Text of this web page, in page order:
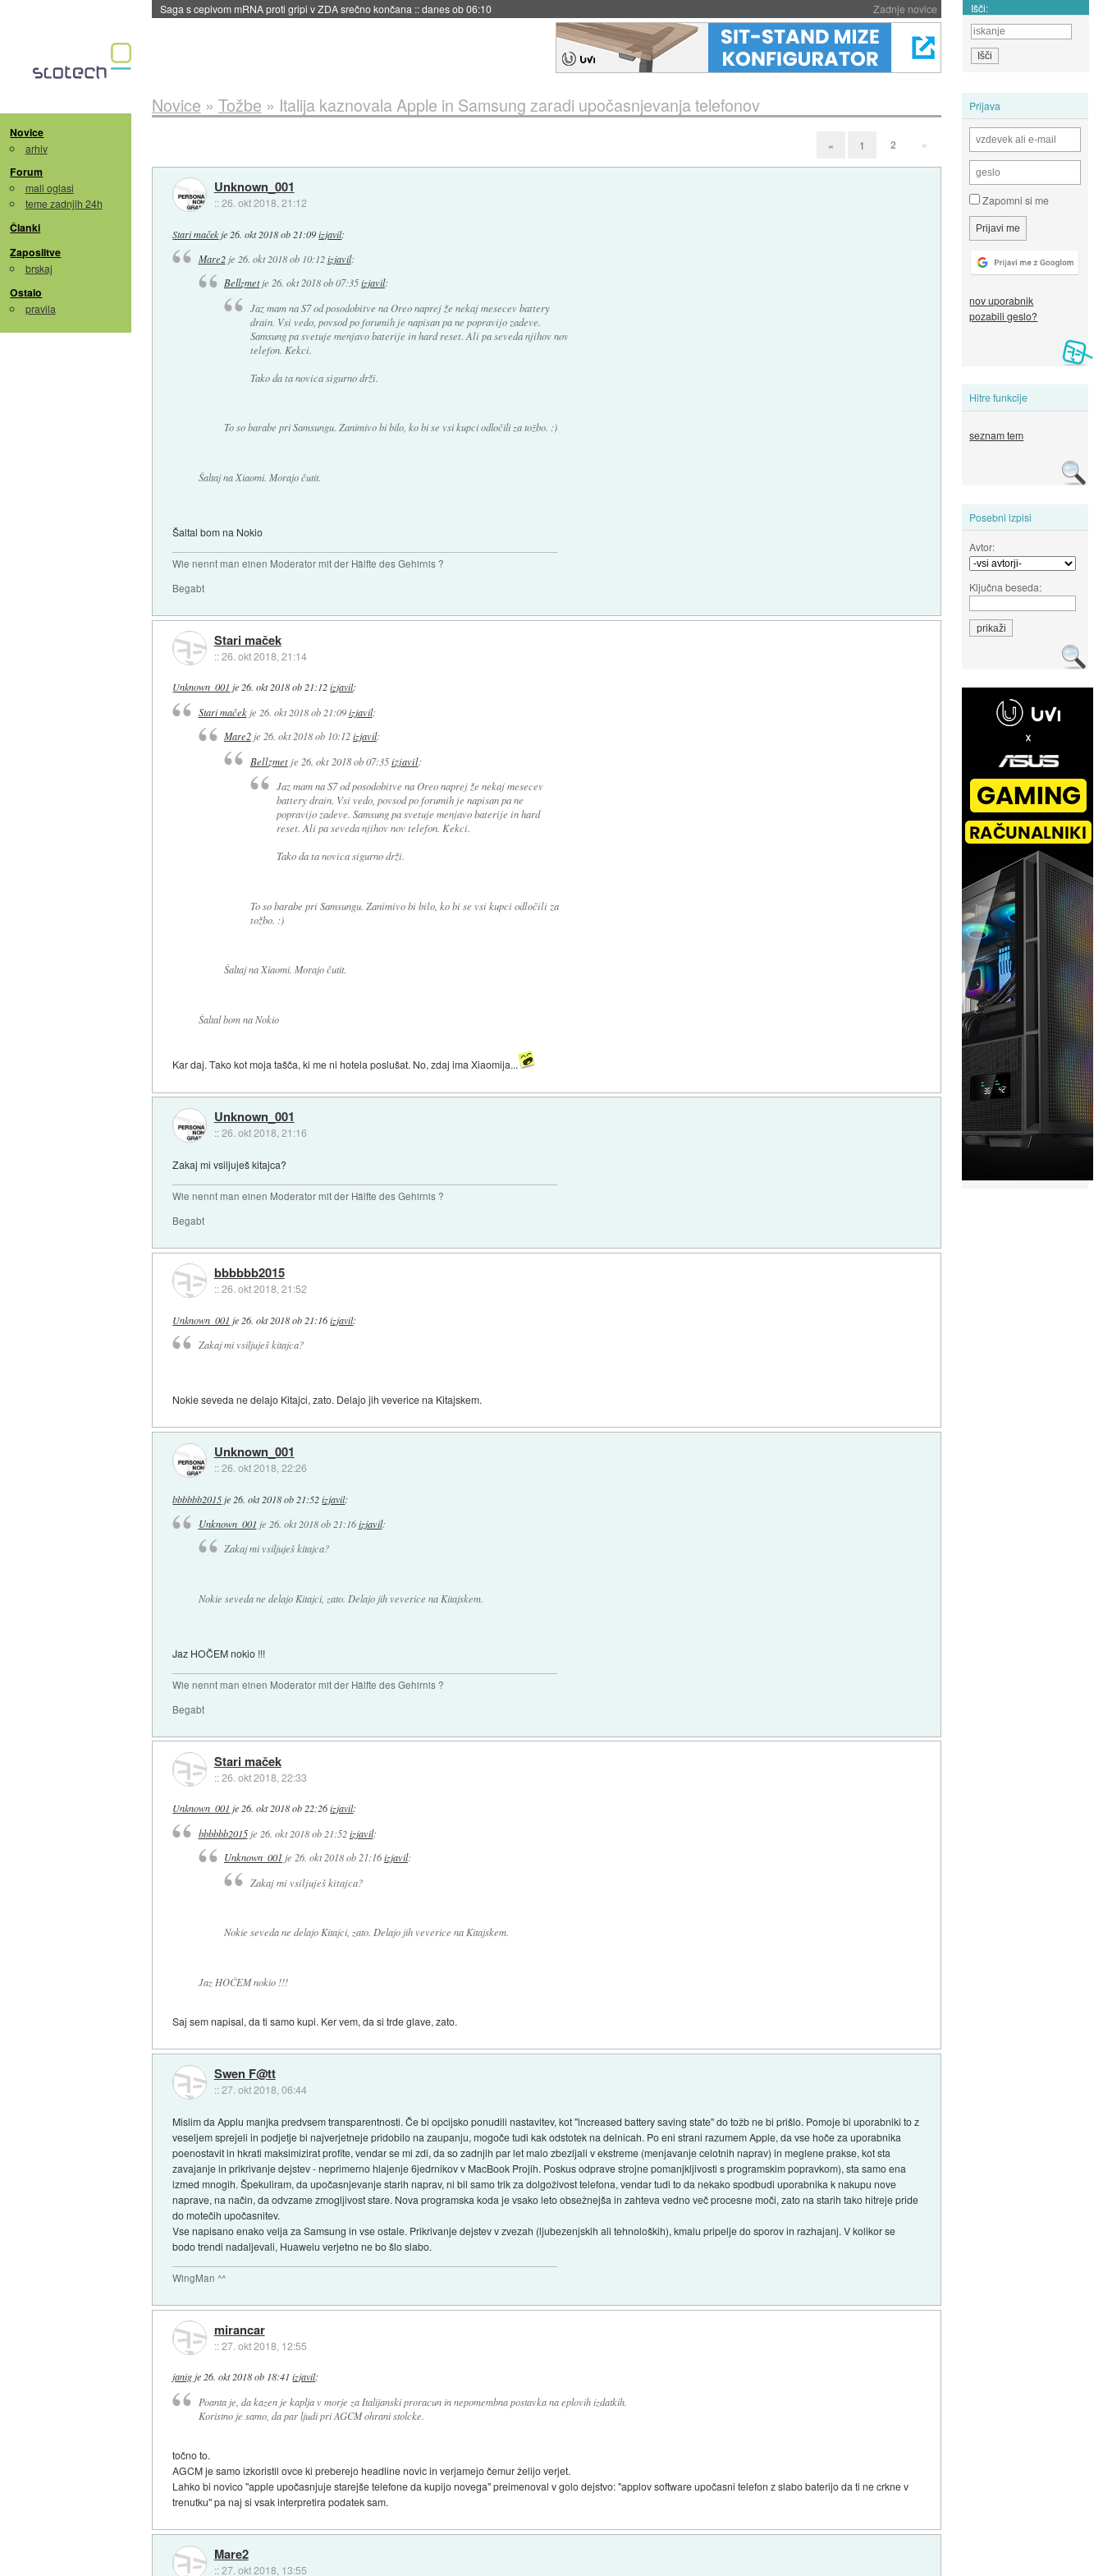
Zadnje novice
BMW v vozilih začel predvajati reklame::danes ob 06:09 Išči:
Novice
arhiv
Forum
mali oglasi
teme zadnjih 24h
Članki
Zaposlitve
brskaj
Ostalo
pravila
Prijava
Zapomni si me
nov uporabnik
pozabili geslo?
Hitre funkcije
seznam tem
Posebni izpisi
Avtor:
Ključna beseda:
Novice » Tožbe » Italija kaznovala Apple in Samsung zaradi upočasnjevanja telefonov
« 1 2 »
Unknown_001
::26. okt 2018, 21:12
Stari mačekje 26. okt 2018 ob 21:09 izjavil:
Mare2je 26. okt 2018 ob 10:12 izjavil:
Bellzmetje 26. okt 2018 ob 07:35izjavil:
Jaz mam na S7 od posodobitve na Oreo naprej že nekaj mesecev battery
drain. Vsi vedo, povsod po forumih je napisan pa ne popravijo zadeve.
Samsung pa svetuje menjavo baterije in hard reset. Ali pa seveda njihov nov
telefon. Kekci.
Tako da ta novica sigurno drži.
To so barabe pri Samsungu. Zanimivo bi bilo, ko bi se vsi kupci odločili za tožbo. :)
Šaltaj na Xiaomi. Morajo čutit.
Šaltal bom na Nokio
Wie nennt man einen Moderator mit der Hälfte des Gehirnis ?
Begabt
Stari maček
::26. okt 2018, 21:14
Unknown_001 je26. okt 2018 ob 21:12 izjavil:
Stari mačekje 26. okt 2018 ob 21:09 izjavil:
Mare2je 26. okt 2018 ob 10:12izjavil:
Bellzmetje 26. okt 2018 ob 07:35izjavil:
Jaz mam na S7 od posodobitve na Oreo naprej že nekaj mesecev
battery drain. Vsi vedo, povsod po forumih je napisan pa ne
popravijo zadeve. Samsung pa svetuje menjavo baterije in hard
reset. Ali pa seveda njihov nov telefon. Kekci.
Tako da ta novica sigurno drži.
To so barabe pri Samsungu. Zanimivo bi bilo, ko bi se vsi kupci odločili za
tožbo. :)
Šaltaj na Xiaomi. Morajo čutit.
Šaltal bom na Nokio
Kar daj. Tako kot moja tašča, ki me ni hotela poslušat. No, zdaj ima Xiaomija...
Unknown_001
::26. okt 2018, 21:16
Zakaj mi vsiljuješ kitajca?
Wie nennt man einen Moderator mit der Hälfte des Gehirnis ?
Begabt
bbbbbb2015
::26. okt 2018, 21:52
Unknown_001 je 26. okt 2018 ob 21:16 izjavil:
Zakaj mi vsiljuješ kitajca?
Nokie seveda ne delajo Kitajci, zato. Delajo jih veverice na Kitajskem.
Unknown_001
::26. okt 2018, 22:26
bbbbbb2015 je 26. okt 2018 ob 21:52 izjavil:
Unknown_001 je 26. okt 2018 ob 21:16 izjavil:
Zakaj mi vsiljuješ kitajca?
Nokie seveda ne delajo Kitajci, zato. Delajo jih veverice na Kitajskem.
Jaz HOČEM nokio !!!
Wie nennt man einen Moderator mit der Hälfte des Gehirnis ?
Begabt
Stari maček
::26. okt 2018, 22:33
Unknown_001 je26. okt 2018 ob 22:26 izjavil:
bbbbbb2015je 26. okt 2018 ob 21:52 izjavil:
Unknown_001 je 26. okt 2018 ob 21:16izjavil:
Zakaj mi vsiljuješ kitajca?
Nokie seveda ne delajo Kitajci, zato. Delajo jih veverice na Kitajskem.
Jaz HOČEM nokio !!!
Saj sem napisal, da ti samo kupi. Ker vem, da si trde glave, zato.
Swen F@tt
::27. okt 2018, 06:44
Mislim da Applu manjka predvsem transparentnosti. Če bi opcijsko ponudili nastavitev, kot ''increased battery saving state'' do tožb ne bi prišlo. Pomoje bi uporabniki to z
veseljem sprejeli in podjetje bi najverjetneje pridobilo na zaupanju, mogoče tudi kak odstotek na delnicah. Po eni strani razumem Apple, da vse hoče za uporabnika
poenostavit in hkrati maksimizirat profite, vendar se mi zdi, da so zadnjih par let malo zbezljali v ekstreme (menjavanje celotnih naprav) in meglene prakse, kot sta
zavajanje in prikrivanje dejstev - neprimerno hlajenje 6jedrnikov v MacBook Projih. Poskus odprave strojne pomanjkljivosti s programskim popravkom), sta samo ena
izmed mnogih. Špekuliram, da upočasnjevanje starih naprav, ni bil samo trik za dolgoživost telefona, vendar tudi to da nekako spodbudi uporabnika k nakupu nove
naprave, na način, da odvzame zmogljivost stare. Nova programska koda je vsako leto obsežnejša in zahteva vedno več procesne moči, zato na starih tako hitreje pride
do motečih upočasnitev.
Vse napisano enako velja za Samsung in vse ostale. Prikrivanje dejstev v zvezah (ljubezenjskih ali tehnoloških), kmalu pripelje do sporov in razhajanj. V kolikor se
bodo trendi nadaljevali, Huaweiu verjetno ne bo šlo slabo.
WingMan ^^
mirancar
::27. okt 2018, 12:55
janigje26. okt 2018 ob 18:41 izjavil:
Poanta je, da kazen je kaplja v morje za Italijanski proracun in nepomembna postavka na eplovih izdatkih.
Koristno je samo, da par ljudi pri AGCM ohrani stolcke.
točno to.
AGCM je samo izkoristil ovce ki preberejo headline novic in verjamejo čemur želijo verjet.
Lahko bi novico "apple upočasnjuje starejše telefone da kupijo novega" preimenoval v golo dejstvo: "applov software upočasni telefon z slabo baterijo da ti ne crkne v
trenutku" pa naj si vsak interpretira podatek sam.
Mare2
::27. okt 2018, 13:55